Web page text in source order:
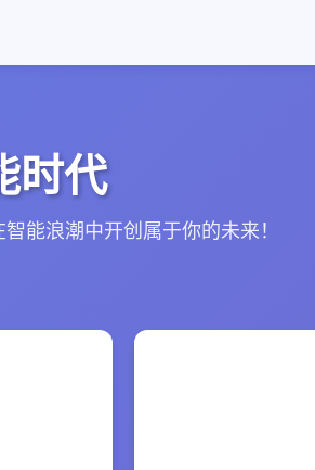
时代
能浪潮中开创属于你的未来！